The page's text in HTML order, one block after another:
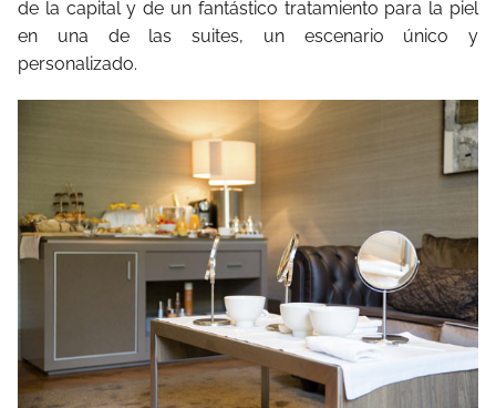
de la capital y de un fantástico tratamiento para la piel
en una de las suites, un escenario único y
personalizado.